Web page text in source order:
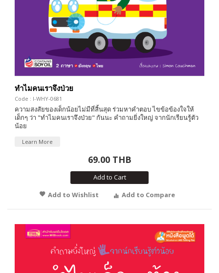
ทำไมคนเราจึงป่วย
Code : I-WHY-0681
ความสงสัยของเด็กน้อยไม่มีที่สิ้นสุด ร่วมหาคำตอบ ไขข้อข้องใจให้
เด็กๆ ว่า "ทำไมคนเราจึงป่วย" กันนะ คำถามยิ่งใหญ่ จากนักเรียนรู้ตัว
น้อย
Learn More
69.00 THB
Add to Cart
Add to Wishlist
Add to Compare